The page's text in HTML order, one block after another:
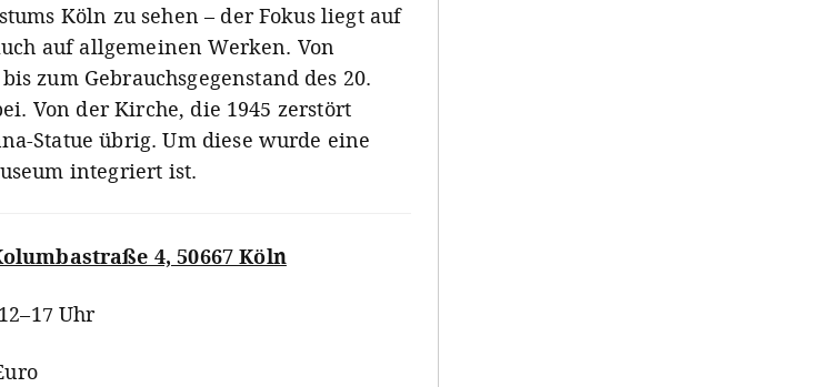
Köln zu sehen – der Fokus liegt auf
auf allgemeinen Werken. Von
zum Gebrauchsgegenstand des 20.
Von der Kirche, die 1945 zerstört
Statue übrig. Um diese wurde eine
integriert ist.
4, 50667 Köln
Uhr